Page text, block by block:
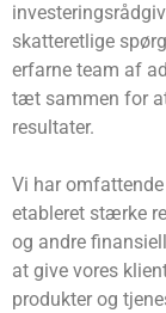
skatteretlige
erfarne team af
tæt sammen for
resultater.
Vi har
etableret stærke
og andre
at give vores
produkter og